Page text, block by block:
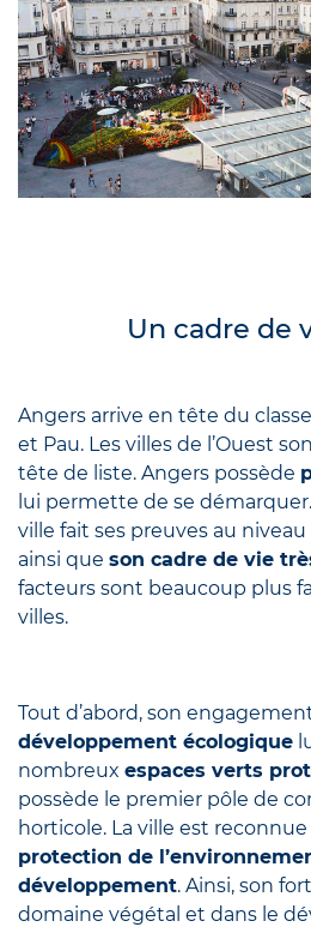
Un cadre de
Angers arrive en tête du
et Pau. Les villes de l’Ouest
tête de liste. Angers possède
lui permette de se
ville fait ses preuves au niveau
ainsi que son cadre de vie
facteurs sont beaucoup plus
villes.
Tout d’abord, son
développement écologique
nombreux espaces verts
possède le premier pôle de
horticole. La ville est
protection de
développement. Ainsi, son
domaine végétal et dans le